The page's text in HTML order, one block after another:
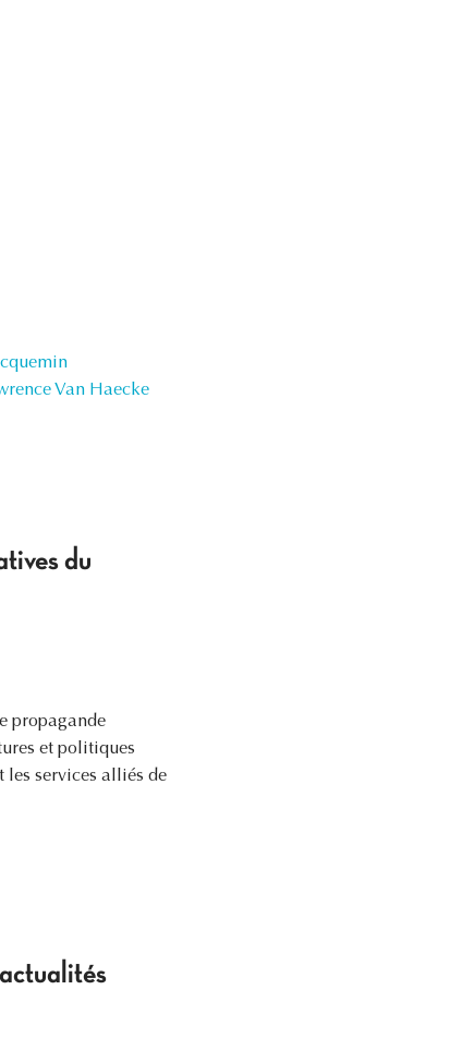
Van Haecke
du
propagande
et politiques
les services alliés de